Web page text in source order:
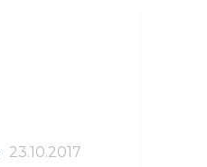
23.10.2017